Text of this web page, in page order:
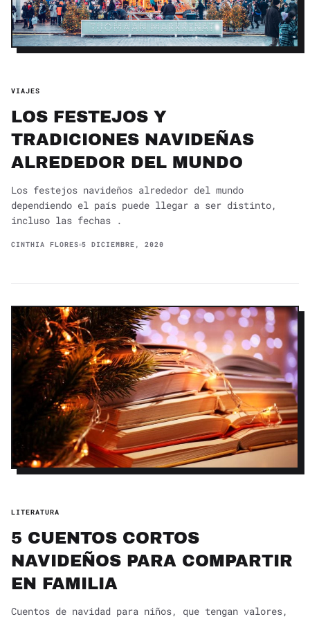
VIAJES
LOS FESTEJOS Y
TRADICIONES NAVIDEÑAS
ALREDEDOR DEL MUNDO
Los festejos navideños alrededor del mundo
dependiendo el país puede llegar a ser distinto,
incluso las fechas .
CINTHIA FLORES 5 DICIEMBRE, 2020
LITERATURA
5 CUENTOS CORTOS
NAVIDEÑOS PARA COMPARTIR
EN FAMILIA
Cuentos de navidad para niños, que tengan valores,